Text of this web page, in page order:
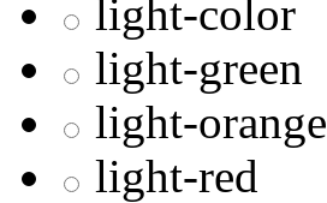
light-color
light-green
light-orange
light-red